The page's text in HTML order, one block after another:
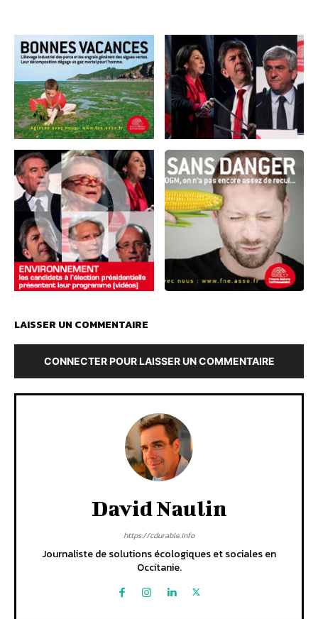
LAISSER UN COMMENTAIRE
CONNECTER POUR LAISSER UN COMMENTAIRE
David Naulin
https://cdurable.info
Journaliste de solutions écologiques et sociales en
Occitanie.